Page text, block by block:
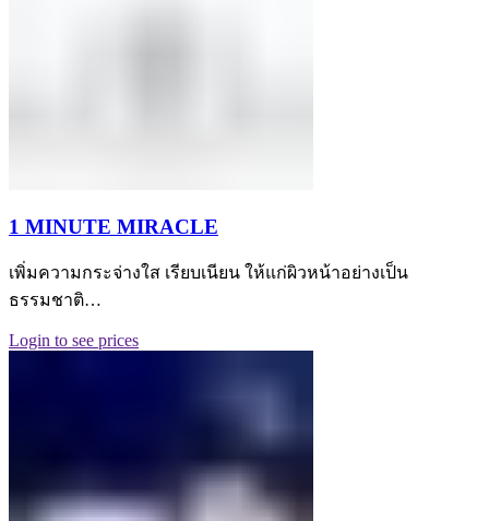
1 MINUTE MIRACLE
เพิ่มความกระจ่างใส เรียบเนียน ให้แก่ผิวหน้าอย่างเป็น
ธรรมชาติ…
Login to see prices